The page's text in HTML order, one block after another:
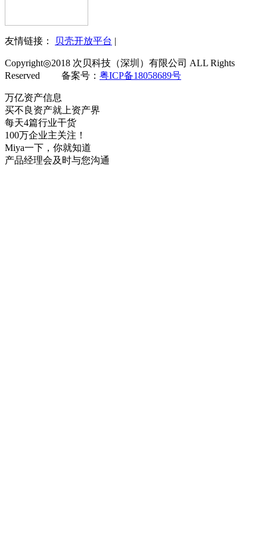
友情链接： 贝壳开放平台 |
Copyright◎2018 次贝科技（深圳）有限公司 ALL Rights
Reserved 备案号： 粤ICP备18058689号
万亿资产信息
买不良资产就上资产界
每天4篇行业干货
100万企业主关注！
Miya一下，你就知道
产品经理会及时与您沟通